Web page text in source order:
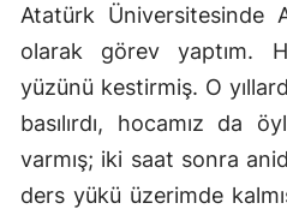
Atatürk Üniversitesinde
olarak görev yaptım.
yüzünü kestirmiş. O
basılırdı, hocamız da
varmış; iki saat sonra
ders yükü üzerimde